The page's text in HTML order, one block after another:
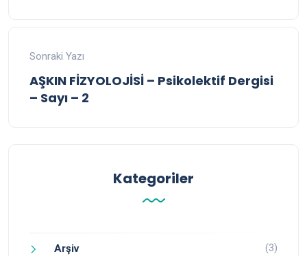
Sonraki Yazı
AŞKIN FİZYOLOJİSİ – Psikolektif Dergisi
– Sayı – 2
Kategoriler
Arşiv (3)